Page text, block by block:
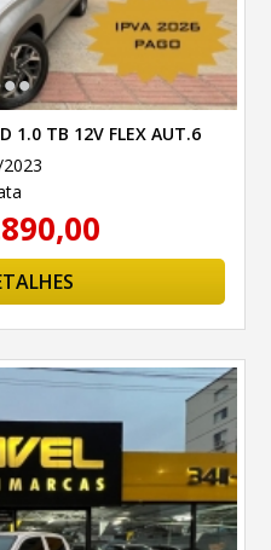
••
1.0 TB 12V FLEX AUT.6